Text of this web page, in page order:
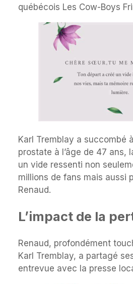
québécois Les Cow-Boys
Karl Tremblay a succombé
prostate à l’âge de 47 ans,
un vide ressenti non
millions de fans mais aussi
Renaud.
L’impact de la
Renaud, profondément
Karl Tremblay, a partagé
entrevue avec la presse